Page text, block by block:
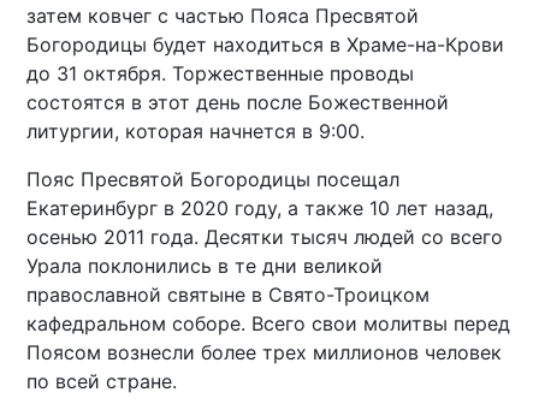
затем ковчег с частью Пояса Пресвятой
Богородицы будет находиться в Храме-на-Крови
до 31 октября. Торжественные проводы
состоятся в этот день после Божественной
литургии, которая начнется в 9:00.
Пояс Пресвятой Богородицы посещал
Екатеринбург в 2020 году, а также 10 лет назад,
осенью 2011 года. Десятки тысяч людей со всего
Урала поклонились в те дни великой
православной святыне в Свято-Троицком
кафедральном соборе. Всего свои молитвы перед
Поясом вознесли более трех миллионов человек
по всей стране.